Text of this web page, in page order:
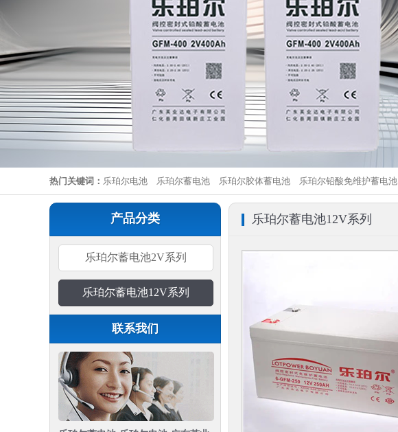
热门关键词： 乐珀尔电池 乐珀尔蓄电池 乐珀尔胶体蓄电池 乐珀尔铅酸免维护蓄电池
产品分类
乐珀尔蓄电池2V系列
乐珀尔蓄电池12V系列
联系我们
乐珀尔蓄电池12V系列